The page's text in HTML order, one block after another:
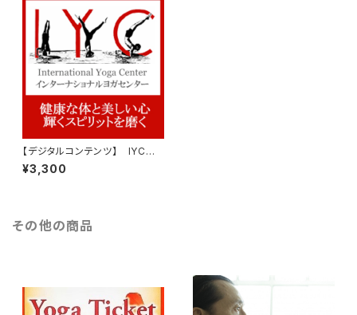
【デジタルコンテンツ】 IYCチ
ケット：1回券
¥3,300
その他の商品